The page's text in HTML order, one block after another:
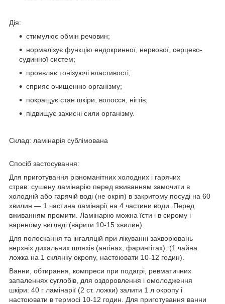
Дія:
стимулює обмін речовин;
нормалізує функцію ендокринної, нервової, серцево-
судинної систем;
проявляє тонізуючі властивості;
сприяє очищенню організму;
покращує стан шкіри, волосся, нігтів;
підвищує захисні сили організму.
Склад: ламінарія сублімована
Спосіб застосування:
Для приготування різноманітних холодних і гарячих
страв: сушену ламінарію перед вживанням замочити в
холодній або гарячій воді (не окріп) в закритому посуді на 60
хвилин ― 1 частина ламінарії на 4 частини води. Перед
вживанням промити. Ламінарію можна їсти і в сирому і
вареному вигляді (варити 10-15 хвилин).
Для полоскання та інгаляцій при лікуванні захворювань
верхніх дихальних шляхів (ангінах, фарингітах): (1 чайна
ложка на 1 склянку окропу, настоювати 10-12 годин).
Ванни, обтирання, компреси при подагрі, ревматичних
запаленнях суглобів, для оздоровлення і омолодження
шкіри: 40 г ламінарії (2 ст. ложки) залити 1 л окропу і
настоювати в термосі 10-12 годин. Для приготування ванни